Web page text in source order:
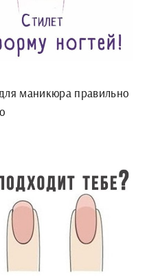
маникюра правильно